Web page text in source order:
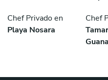
Chef Privado en
Playa Nosara
Chef